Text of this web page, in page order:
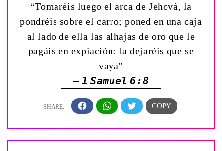
“Tomaréis luego el arca de Jehová, la
pondréis sobre el carro; poned en una caja
al lado de ella las alhajas de oro que le
pagáis en expiación: la dejaréis que se
vaya”
— 1 Samuel 6:8